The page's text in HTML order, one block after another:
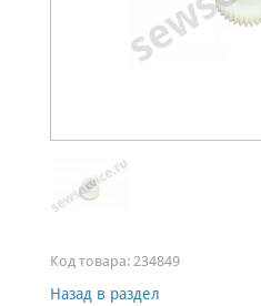
Код товара: 234849
Назад в раздел